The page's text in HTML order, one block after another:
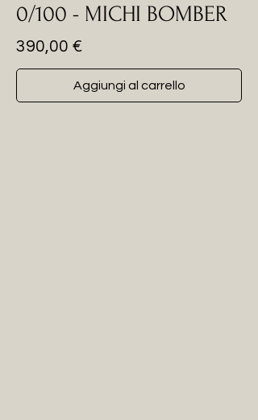
0/100 - MICHI BOMBER
Prezzo
390,00 €
Aggiungi al carrello